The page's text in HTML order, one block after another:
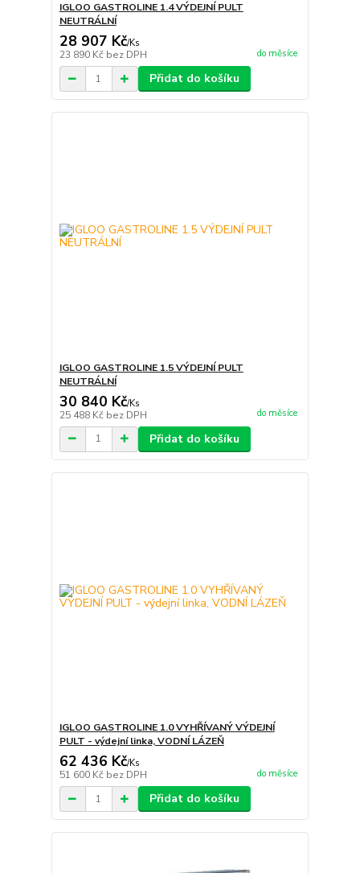
IGLOO GASTROLINE 1.4 VÝDEJNÍ PULT
NEUTRÁLNÍ
28 907 Kč/Ks
23 890 Kč bez DPH do měsíce
Přidat do košíku
IGLOO GASTROLINE 1.5 VÝDEJNÍ PULT
NEUTRÁLNÍ
30 840 Kč/Ks
25 488 Kč bez DPH do měsíce
Přidat do košíku
IGLOO GASTROLINE 1.0 VYHŘÍVANÝ VÝDEJNÍ
PULT - výdejní linka, VODNÍ LÁZEŇ
62 436 Kč/Ks
51 600 Kč bez DPH do měsíce
Přidat do košíku